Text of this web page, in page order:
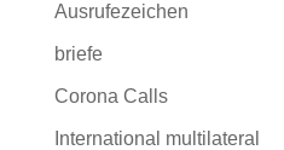
Ausrufezeichen
briefe
Corona Calls
International multilateral